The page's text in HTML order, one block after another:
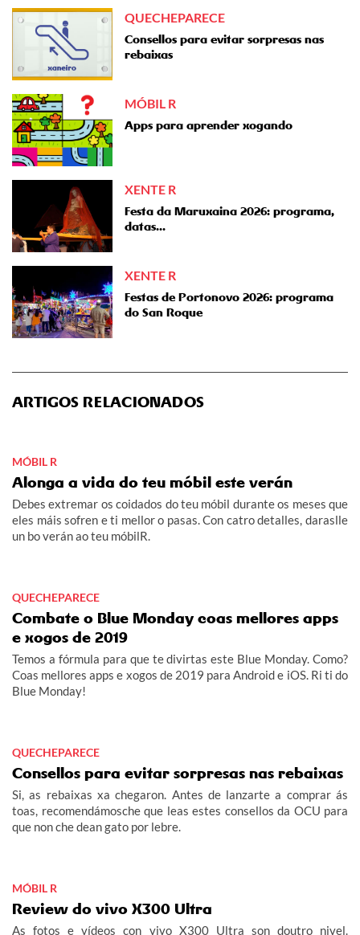
QUECHEPARECE
Consellos para evitar sorpresas nas
rebaixas
MÓBIL R
Apps para aprender xogando
XENTE R
Festa da Maruxaina 2026: programa,
datas...
XENTE R
Festas de Portonovo 2026: programa
do San Roque
ARTIGOS RELACIONADOS
MÓBIL R
Alonga a vida do teu móbil este verán
Debes extremar os coidados do teu móbil durante os meses que
eles máis sofren e ti mellor o pasas. Con catro detalles, daraslle
un bo verán ao teu móbilR.
QUECHEPARECE
Combate o Blue Monday coas mellores apps
e xogos de 2019
Temos a fórmula para que te divirtas este Blue Monday. Como?
Coas mellores apps e xogos de 2019 para Android e iOS. Ri ti do
Blue Monday!
QUECHEPARECE
Consellos para evitar sorpresas nas rebaixas
Si, as rebaixas xa chegaron. Antes de lanzarte a comprar ás
toas, recomendámosche que leas estes consellos da OCU para
que non che dean gato por lebre.
MÓBIL R
Review do vivo X300 Ultra
As fotos e vídeos con vivo X300 Ultra son doutro nivel.